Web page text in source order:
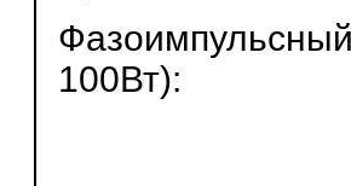
100Вт):